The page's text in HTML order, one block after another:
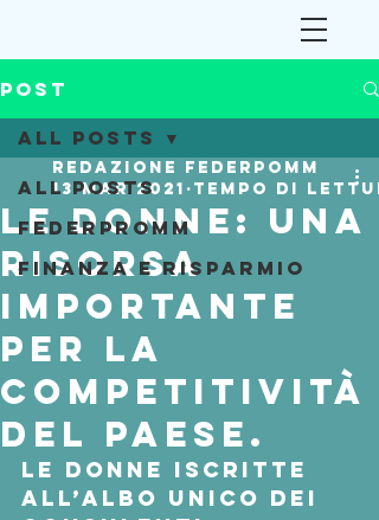
Post
All Posts
Federpromm
Finanza e Risparmio
All Posts
Le donne: una
risorsa
importante
per la
competitività
del paese.
Redazione Federpomm
13 mar 2021 Tempo di
Le donne iscritte
all’Albo unico dei